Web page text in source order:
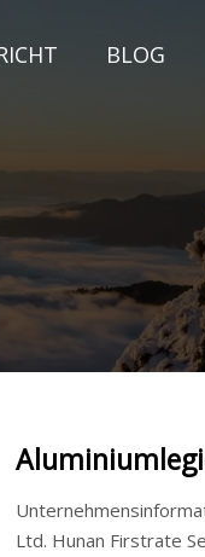
BLOG
Ltd. Hunan Firstrate